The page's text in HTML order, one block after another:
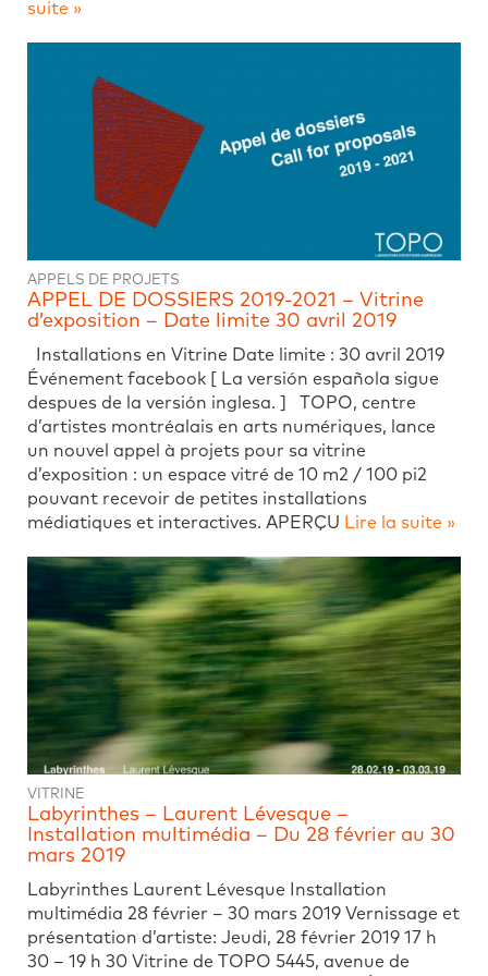
suite »
APPELS DE PROJETS
APPEL DE DOSSIERS 2019-2021 – Vitrine
d’exposition – Date limite 30 avril 2019
Installations en Vitrine Date limite : 30 avril 2019
Événement facebook [ La versión española sigue
despues de la versión inglesa. ] TOPO, centre
d’artistes montréalais en arts numériques, lance
un nouvel appel à projets pour sa vitrine
d’exposition : un espace vitré de 10 m2 / 100 pi2
pouvant recevoir de petites installations
médiatiques et interactives. APERÇU Lire la suite »
VITRINE
Labyrinthes – Laurent Lévesque –
Installation multimédia – Du 28 février au 30
mars 2019
Labyrinthes Laurent Lévesque Installation
multimédia 28 février – 30 mars 2019 Vernissage et
présentation d’artiste: Jeudi, 28 février 2019 17 h
30 – 19 h 30 Vitrine de TOPO 5445, avenue de